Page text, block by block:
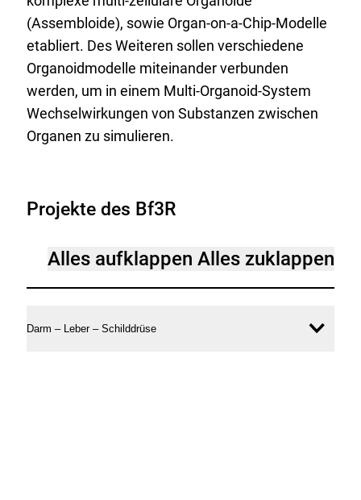
(Assembloide), sowie Organ-on-a-Chip-Modelle
etabliert. Des Weiteren sollen verschiedene
Organoidmodelle miteinander verbunden
werden, um in einem Multi-Organoid-System
Wechselwirkungen von Substanzen zwischen
Organen zu simulieren.
Projekte des Bf3R
Alles aufklappenAlles zuklappen
Darm – Leber – Schilddrüse